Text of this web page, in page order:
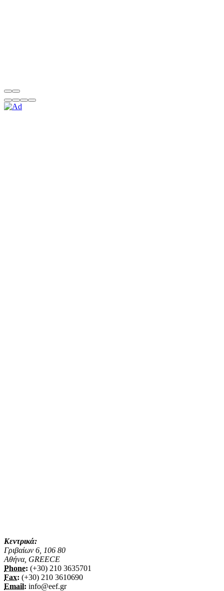
Κεντρικά:
Γριβαίων 6, 106 80
Αθήνα, GREECE
Phone: (+30) 210 3635701
Fax: (+30) 210 3610690
Email: info@eef.gr